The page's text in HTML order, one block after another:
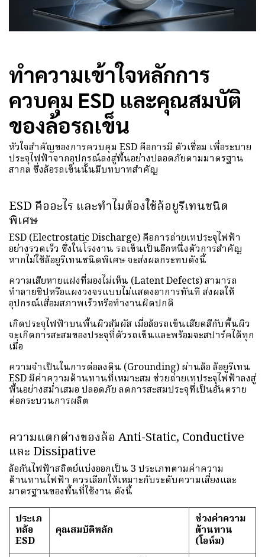
ทำความเข้าใจหลักการ
ควบคุม ESD และคุณสมบัติ
ของล้อรถเข็น
หัวใจสำคัญของการควบคุม ESD คือการมี ตัวเชื่อม เพื่อระบาย
ประจุไฟฟ้าจากอุปกรณ์ลงสู่พื้นอย่างปลอดภัยตามมาตรฐาน
สากล ซึ่งล้อรถเข็นนั้นมีบทบาทสำคัญ
ESD คืออะไร และทำไมต้องใช้ล้อยูรีเทนชนิด
พิเศษ
ESD (Electrostatic Discharge) คือการถ่ายเทประจุไฟฟ้า
อย่างรวดเร็ว ซึ่งในโรงงาน รถเข็นเป็นอีกหนึ่งตัวการสำคัญ
หากไม่ใช้ล้อยูรีเทนชนิดพิเศษ จะส่งผลกระทบดังนี้
ความเสียหายแฝงที่มองไม่เห็น (Latent Defects) สามารถ
ทำลายชิปหรือแผงวงจรแบบไม่แสดงอาการทันที ส่งผลให้
อุปกรณ์เสื่อมสภาพเร็วหรือทำงานผิดปกติ
เกิดประจุไฟฟ้าบนพื้นผิวสัมผัส เมื่อล้อรถเข็นเสียดสีกับพื้นผิว
จะเกิดการสะสมของประจุที่ตัวรถเข็นและพร้อมจะสปาร์คได้ทุก
เมื่อ
ความจำเป็นในการต่อลงดิน (Grounding) ผ่านล้อ ล้อยูรีเทน
ESD มีค่าความต้านทานที่เหมาะสม ช่วยถ่ายเทประจุไฟฟ้าลงสู่
พื้นอย่างสม่ำเสมอ ปลอดภัย ลดการสะสมประจุที่เป็นอันตราย
ต่อกระบวนการผลิต
ความแตกต่างของล้อ Anti-Static, Conductive
และ Dissipative
ล้อกันไฟฟ้าสถิตย์แบ่งออกเป็น 3 ประเภทตามค่าความ
ต้านทานไฟฟ้า ควรเลือกให้เหมาะกับระดับความเสี่ยงและ
มาตรฐานของพื้นที่ใช้งาน ดังนี้
ประเภ
ทล้อ
ESD
คุณสมบัติหลัก
ช่วงค่าความ
ต้านทาน
(โอห์ม)